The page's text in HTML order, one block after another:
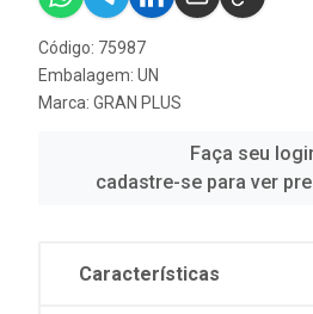
Código: 75987
Embalagem: UN
Marca: GRAN PLUS
Faça seu
cadastre-se para ver
Características